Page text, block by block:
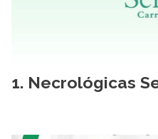
Necrológicas